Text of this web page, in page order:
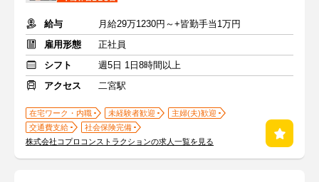
給与
月給29万1230円～+皆勤手当1万円
雇用形態
正社員
シフト
週5日 1日8時間以上
アクセス
二宮駅
在宅ワーク・内職 未経験者歓迎
主婦(夫)歓迎
交通費支給
社会保険完備
株式会社コプロコンストラクションの求人一覧を見る